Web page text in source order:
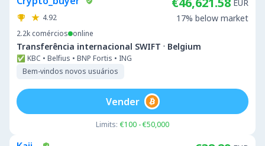
4.92
2.2k comércios online
Transferência internacional SWIFT · Belgium
✅ KBC • Belfius • BNP Fortis • ING
Bem-vindos novos usuários
EUR
17% below market
Limits: €100 - €50,000
Vender